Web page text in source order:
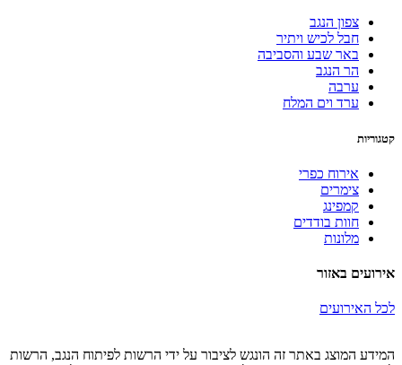
צפון הנגב
חבל לכיש ויתיר
באר שבע והסביבה
הר הנגב
ערבה
ערד וים המלח
קטגוריות
אירוח כפרי
צימרים
קמפינג
חוות בודדים
מלונות
אירועים באזור
לכל האירועים
המידע המוצג באתר זה הונגש לציבור על ידי הרשות לפיתוח הנגב, הרשות